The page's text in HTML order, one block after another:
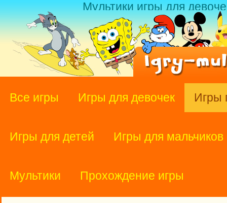
Мультики игры для
Все игры Игры для девочек Игры
Игры для детей Игры для мальчиков
Мультики Прохождение игры